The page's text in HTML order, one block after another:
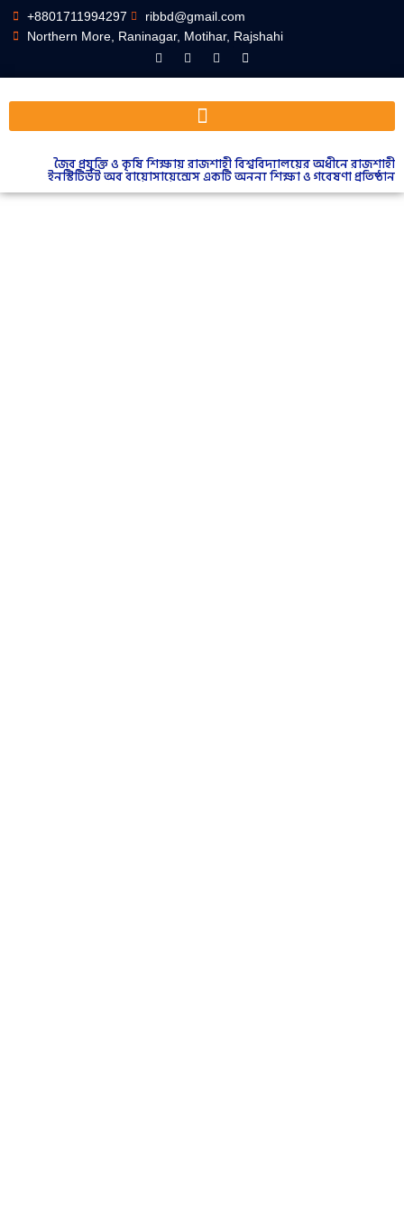
+8801711994297
ribbd@gmail.com
Northern More, Raninagar, Motihar, Rajshahi
জৈব প্রযুক্তি ও কৃষি শিক্ষায় রাজশাহী বিশ্ববিদ্যালয়ের অধীনে রাজশাহী
ইনস্টিটিউট অব বায়োসায়েন্সেস একটি অনন্য শিক্ষা ও গবেষণা প্রতিষ্ঠান